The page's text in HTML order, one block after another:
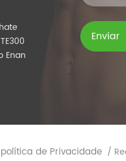
Enan
Enviar
política de Privacidade /